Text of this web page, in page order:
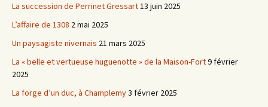
La succession de Perrinet Gressart13 juin 2025
L’affaire de 1308 2 mai 2025
Un paysagiste nivernais 21 mars 2025
La « belle et vertueuse huguenotte » de la Maison-Fort9 février
2025
La forge d’un duc, à Champlemy3 février 2025